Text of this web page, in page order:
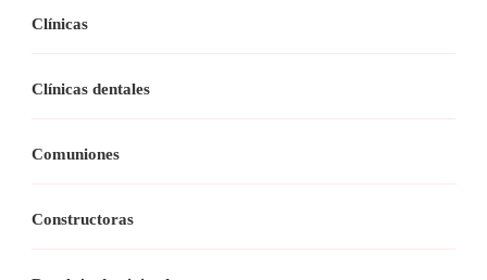
Clínicas
Clínicas dentales
Comuniones
Constructoras